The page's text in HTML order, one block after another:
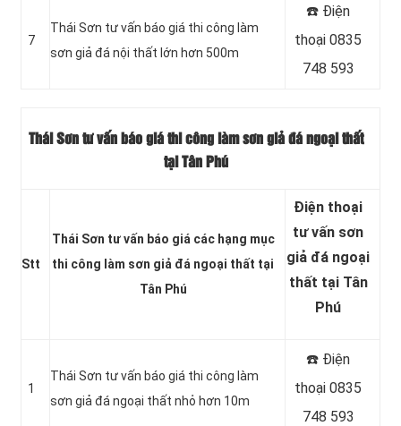
7
Thái Sơn tư vấn báo giá thi công làm
sơn giả đá nội thất lớn hơn 500m
☎️ Điện
thoại 0835
748 593
Thái Sơn tư vấn báo giá thi công làm sơn giả đá ngoại thất
tại Tân Phú
Stt
Thái Sơn tư vấn báo giá các hạng mục
thi công làm sơn giả đá ngoại thất tại
Tân Phú
Điện thoại
tư vấn sơn
giả đá ngoại
thất tại Tân
Phú
1
Thái Sơn tư vấn báo giá thi công làm
sơn giả đá ngoại thất nhỏ hơn 10m
☎️ Điện
thoại 0835
748 593